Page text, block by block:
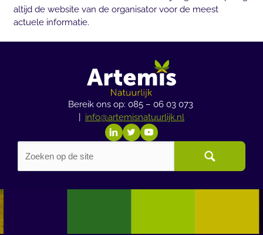
altijd de website van de organisator voor de meest
actuele informatie.
Bereik ons op: 085 – 06 03 073
info@artemisnatuurlijk.nl